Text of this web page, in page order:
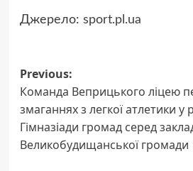
Джерело: sport.pl.ua
Post
navigation
Previous:
Команда Веприцького ліцею
змаганнях з легкої атлетики у
Гімназіади громад серед
Великобудищанської громади